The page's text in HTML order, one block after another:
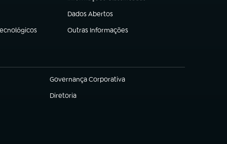
Dados Abertos
(abre em nova aba)
Outras Informações
(abre em nova aba)
Governança Corporativa
(abre em nova aba)
Diretoria
(abre em nova aba)